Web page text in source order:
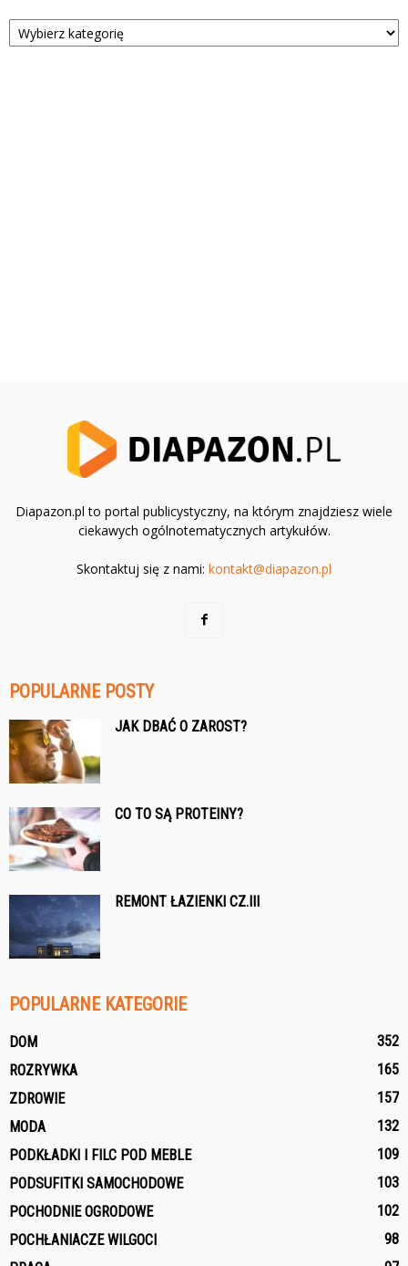
Kategorie
Diapazon.pl to portal publicystyczny, na którym znajdziesz wiele
ciekawych ogólnotematycznych artykułów.
Skontaktuj się z nami: kontakt@diapazon.pl
POPULARNE POSTY
JAK DBAĆ O ZAROST?
CO TO SĄ PROTEINY?
REMONT ŁAZIENKI CZ.III
POPULARNE KATEGORIE
DOM
352
ROZRYWKA
165
ZDROWIE
157
MODA
132
PODKŁADKI I FILC POD MEBLE
109
PODSUFITKI SAMOCHODOWE
103
POCHODNIE OGRODOWE
102
POCHŁANIACZE WILGOCI
98